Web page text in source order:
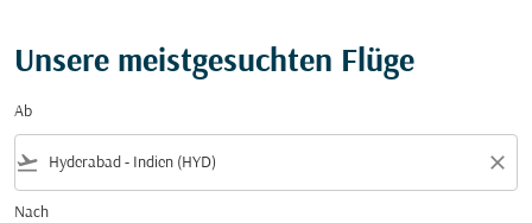
Unsere meistgesuchten Flüge
Ab
flight_takeoff close
Nach